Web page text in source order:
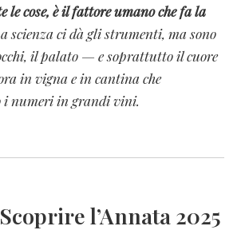
le cose, è il fattore umano che fa la
scienza ci dà gli strumenti, ma sono
il palato — e soprattutto il cuore
in vigna e in cantina che
numeri in grandi vini.
l’Annata 2025